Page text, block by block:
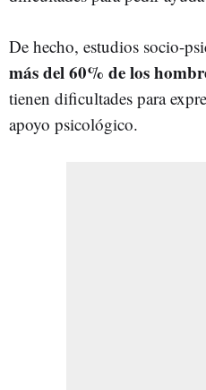
De hecho, estudios socio-
más del 60% de los
tienen dificultades para
apoyo psicológico.